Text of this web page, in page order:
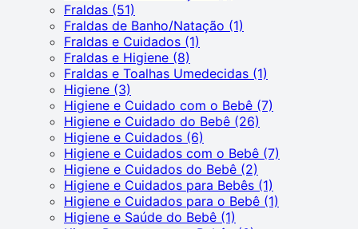
Fraldas (51)
Fraldas de Banho/Natação (1)
Fraldas e Cuidados (1)
Fraldas e Higiene (8)
Fraldas e Toalhas Umedecidas (1)
Higiene (3)
Higiene e Cuidado com o Bebê (7)
Higiene e Cuidado do Bebê (26)
Higiene e Cuidados (6)
Higiene e Cuidados com o Bebê (7)
Higiene e Cuidados do Bebê (2)
Higiene e Cuidados para Bebês (1)
Higiene e Cuidados para o Bebê (1)
Higiene e Saúde do Bebê (1)